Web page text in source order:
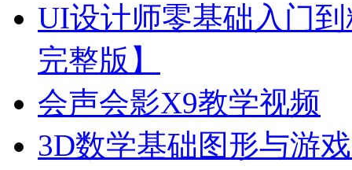
UI设计师零基础入门
完整版】
会声会影X9教学视频
3D数学基础图形与游